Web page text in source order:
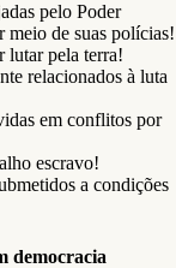
pelo Poder
de suas polícias!
lutar pela terra!
relacionados à luta
em conflitos por
escravo!
a condições
democracia